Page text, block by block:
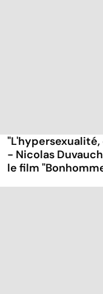
- Nicolas
le film